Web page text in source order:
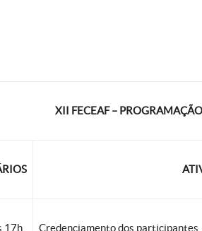
XII FECEAF –
17h Credenciamento dos participantes